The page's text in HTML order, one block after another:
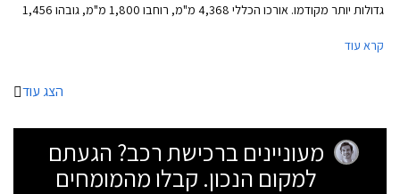
גדולות יותר מקודמו. אורכו הכללי 4,368 מ"מ, רוחבו 1,800 מ"מ, גובהו 1,456
קרא עוד
הצג עוד
מעוניינים ברכישת רכב? הגעתם
למקום הנכון. קבלו מהמומחים